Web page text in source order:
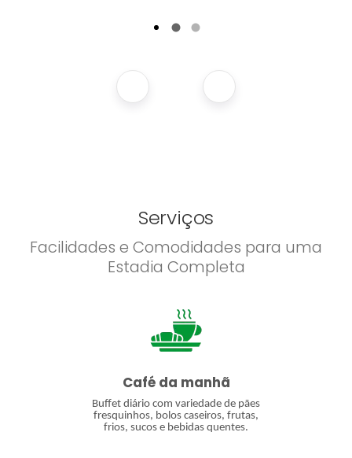
Serviços
Facilidades e Comodidades para uma
Estadia Completa
Café da manhã
Buffet diário com variedade de pães
fresquinhos, bolos caseiros, frutas,
frios, sucos e bebidas quentes.